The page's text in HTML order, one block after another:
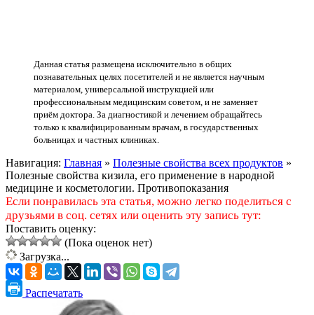
Данная статья размещена исключительно в общих
познавательных целях посетителей и не является научным
материалом, универсальной инструкцией или
профессиональным медицинским советом, и не заменяет
приём доктора. За диагностикой и лечением обращайтесь
только к квалифицированным врачам, в государственных
больницах и частных клиниках.
Навигация: Главная » Полезные свойства всех продуктов »
Полезные свойства кизила, его применение в народной
медицине и косметологии. Противопоказания
Если понравилась эта статья, можно легко поделиться с
друзьями в соц. сетях или оценить эту запись тут:
Поставить оценку:
(Пока оценок нет)
Загрузка...
Распечатать